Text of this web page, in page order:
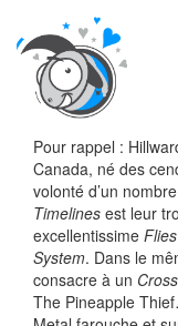
Pour rappel :
Canada, né des
volonté d’un
Timelines est leur
excellentissime
System. Dans le
consacre à un
The Pineapple